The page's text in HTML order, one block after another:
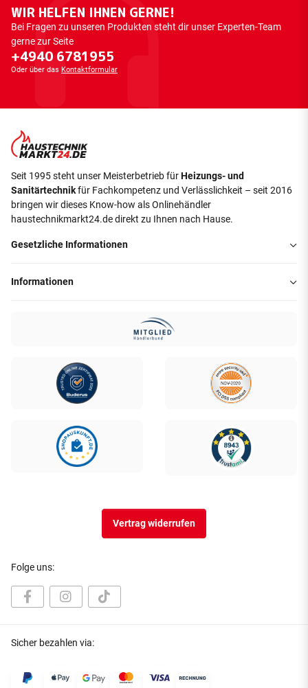
WIR HELFEN IHNEN GERNE!
Bei Fragen zu unseren Produkten steht dir unser Experten-Team
gerne zur Seite
+4940 6781955
Oder über das Kontaktformular
Seit 1995 steht unser Meisterbetrieb fürHeizungs- und
Sanitärtechnikfür Fachkompetenz und Verlässlichkeit – seit 2016
bringen wir dieses Know-how als Onlinehändler
haustechnikmarkt24.de direkt zu Ihnen nach Hause.
Gesetzliche Informationen
Informationen
Vertrag widerrufen
Folge uns:
Sicher bezahlen via: